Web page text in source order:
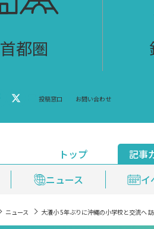
首都圏
投稿窓口 お問い合わせ
トップ
記事
ニュース
イ
おくやみ情報
ニュース 大瀁小 5年ぶりに沖縄の小学校と交流へ